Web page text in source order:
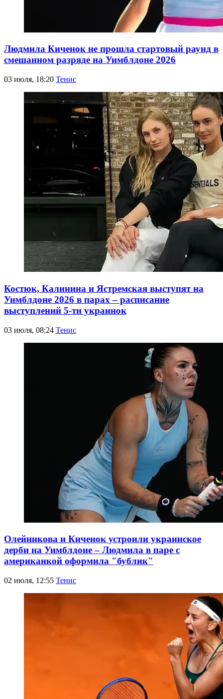
Людмила Киченок не прошла стартовый раунд в
смешанном разряде на Уимблдоне 2026
03 июля, 18:20 Тенис
Костюк, Калинина и Ястремская выступят на
Уимблдоне 2026 в парах – расписание
выступлений 5-ти украинок
03 июля, 08:24 Тенис
Олейникова и Киченок устроили украинское
дерби на Уимблдоне – Людмила в паре с
американкой оформила "бублик"
02 июля, 12:55 Тенис